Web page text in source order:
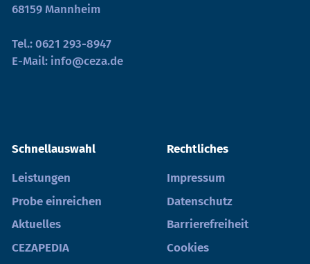
68159 Mannheim
Tel.:0621 293-8947
E-Mail: info@ceza.de
Schnellauswahl
Leistungen
Probe einreichen
Aktuelles
CEZAPEDIA
Rechtliches
Impressum
Datenschutz
Barrierefreiheit
Cookies